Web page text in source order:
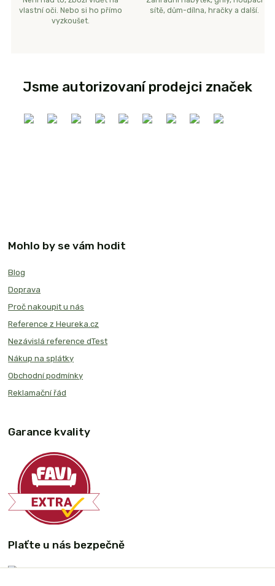
vlastní oči. Nebo si ho přímo
vyzkoušet.
sítě, dům-dílna, hračky a další.
Jsme autorizovaní prodejci značek
Mohlo by se vám hodit
Blog
Doprava
Proč nakoupit u nás
Reference z Heureka.cz
Nezávislá reference dTest
Nákup na splátky
Obchodní podmínky
Reklamační řád
Garance kvality
Plaťte u nás bezpečně